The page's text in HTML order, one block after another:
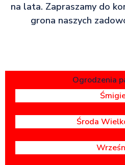
na lata. Zapraszamy do
grona naszych
Ogrodzenia
Środa